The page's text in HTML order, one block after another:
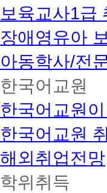
보육교사1급
장애영유아
아동학사/전
한국어교원
한국어교원
한국어교원
해외취업전망
학위취득